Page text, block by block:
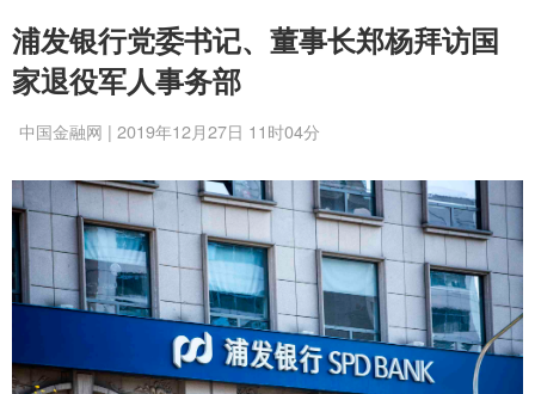
浦发银行党委书记、董事长郑杨拜访国
家退役军人事务部
中国金融网 | 2019年12月27日 11时04分